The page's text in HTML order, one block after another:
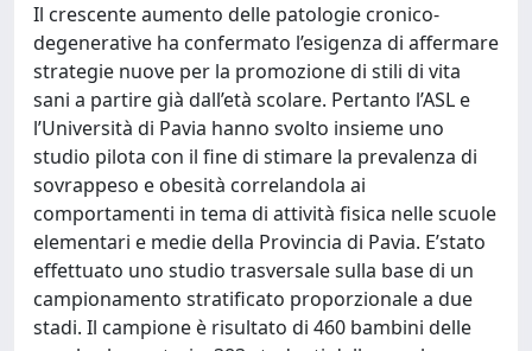
Il crescente aumento delle patologie cronico-
degenerative ha confermato l’esigenza di affermare
strategie nuove per la promozione di stili di vita
sani a partire già dall’età scolare. Pertanto l’ASL e
l’Università di Pavia hanno svolto insieme uno
studio pilota con il fine di stimare la prevalenza di
sovrappeso e obesità correlandola ai
comportamenti in tema di attività fisica nelle scuole
elementari e medie della Provincia di Pavia. E’stato
effettuato uno studio trasversale sulla base di un
campionamento stratificato proporzionale a due
stadi. Il campione è risultato di 460 bambini delle